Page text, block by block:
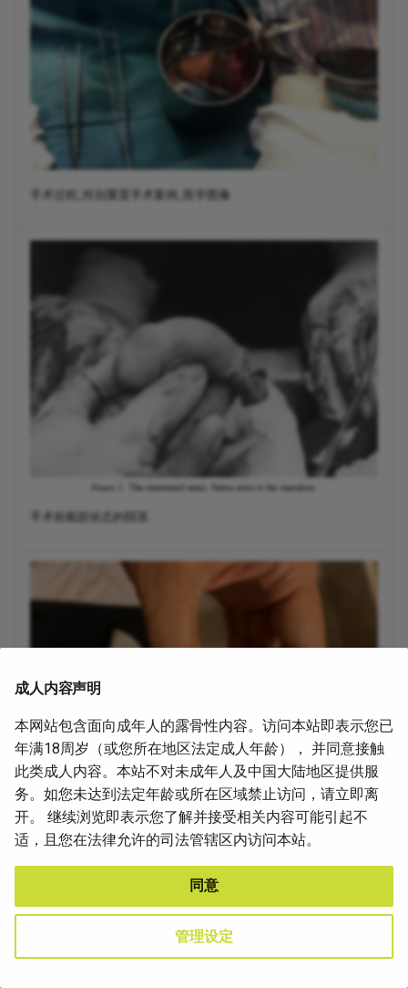
手术过程_性别重置手术案例_医学图像
手术前截肢状态的阴茎
图像_生命故事与过渡经历_2023
成人内容声明
本网站包含面向成年人的露骨性内容。访问本站即表示您已
年满18周岁（或您所在地区法定成人年龄）， 并同意接触
此类成人内容。本站不对未成年人及中国大陆地区提供服
务。如您未达到法定年龄或所在区域禁止访问，请立即离
开。 继续浏览即表示您了解并接受相关内容可能引起不
适，且您在法律允许的司法管辖区内访问本站。
同意
管理设定